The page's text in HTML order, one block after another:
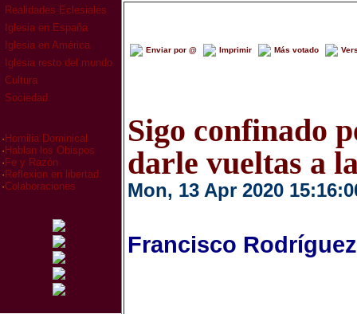
Realidades Eclesiales
Iglesia en España
Iglesia en América
Iglesia resto del mundo
Cultura
Sociedad
· Homilia Dominical
· Hablan los Obispos
· Fe y Razón
· Reflexion en libertad
·Colaboraciones
Enviar por @ Imprimir Más votado
Sigo confinado
darle vueltas a
Mon, 13 Apr 2020
Francisco